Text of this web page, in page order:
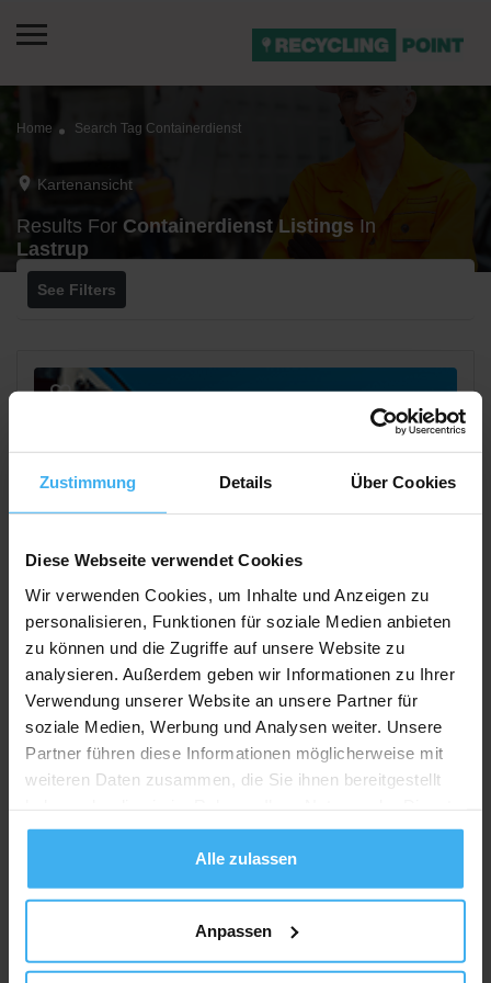
Zustimmung Details Über Cookies
Diese Webseite verwendet Cookies
Wir verwenden Cookies, um Inhalte und Anzeigen zu
personalisieren, Funktionen für soziale Medien anbieten
zu können und die Zugriffe auf unsere Website zu
analysieren. Außerdem geben wir Informationen zu Ihrer
Verwendung unserer Website an unsere Partner für
soziale Medien, Werbung und Analysen weiter. Unsere
Partner führen diese Informationen möglicherweise mit
weiteren Daten zusammen, die Sie ihnen bereitgestellt
gesammelt haben.
Alle zulassen
Anpassen
Home Search Tag Containerdienst
Kartenansicht
Results For Containerdienst Listings In
Lastrup
See Filters